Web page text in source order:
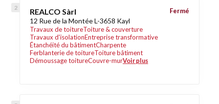
REALCO Sàrl
12 Rue de la Montée L-3658 Kayl
Travaux de toitureToiture & couverture
Travaux d'isolationEntreprise transformative
Étanchéité du bâtimentCharpente
Ferblanterie de toitureToiture bâtiment
Démoussage toitureCouvre-murVoir plus
Fermé